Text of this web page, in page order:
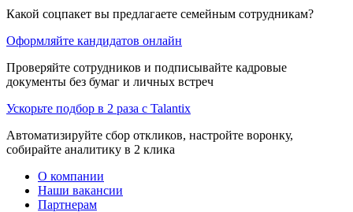
Какой соцпакет вы предлагаете семейным сотрудникам?
Оформляйте кандидатов онлайн
Проверяйте сотрудников и подписывайте кадровые
документы без бумаг и личных встреч
Ускорьте подбор в 2 раза с Talantix
Автоматизируйте сбор откликов, настройте воронку,
собирайте аналитику в 2 клика
О компании
Наши вакансии
Партнерам